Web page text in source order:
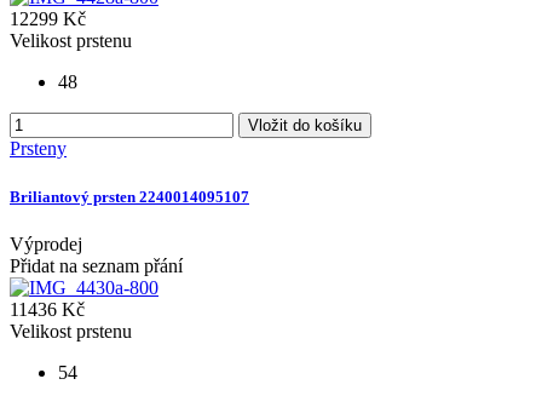
12299 Kč
Velikost prstenu
48
Vložit do košíku
Prsteny
Briliantový prsten 2240014095107
Výprodej
Přidat na seznam přání
11436 Kč
Velikost prstenu
54